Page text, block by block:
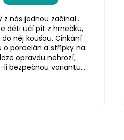
z nás jednou začínal…
děti učí pít z hrnečku,
něj koušou. Cinkání
o porcelán a střípky na
opravdu nehrozí,
li bezpečnou variantu...